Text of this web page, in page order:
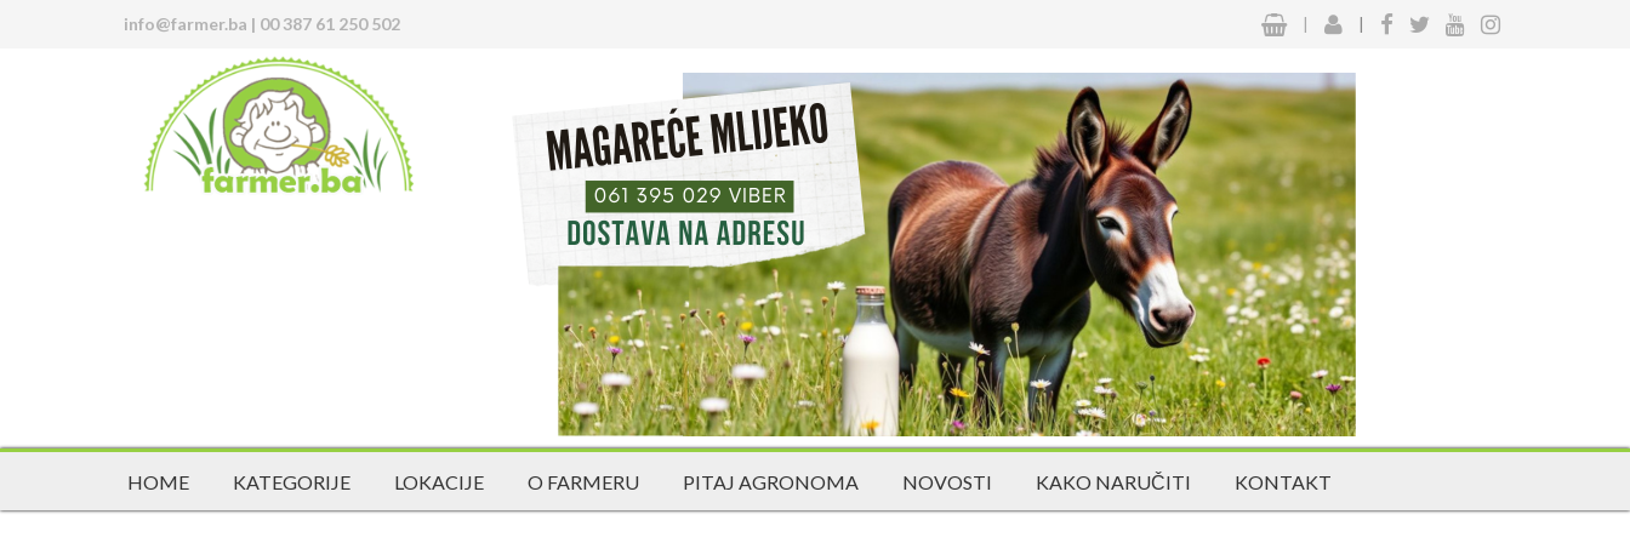
info@farmer.ba | 00 387 61 250 502 | |
HOME KATEGORIJE LOKACIJE O FARMERU PITAJ AGRONOMA NOVOSTI KAKO NARUČITI KONTAKT